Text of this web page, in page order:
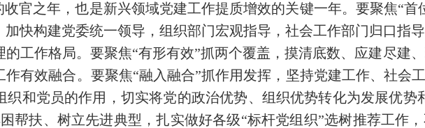
收官之年，也是新兴领域党建工作提质增效的关键一年。要聚焦“首
快构建党委统一领导，组织部门宏观指导，社会工作部门归口指
工作格局。要聚焦“有形有效”抓两个覆盖，摸清底数、应建尽建
有效融合。要聚焦“融入融合”抓作用发挥，坚持党建工作、社会
织和党员的作用，切实将党的政治优势、组织优势转化为发展优势
帮扶、树立先进典型，扎实做好各级“标杆党组织”选树推荐工作